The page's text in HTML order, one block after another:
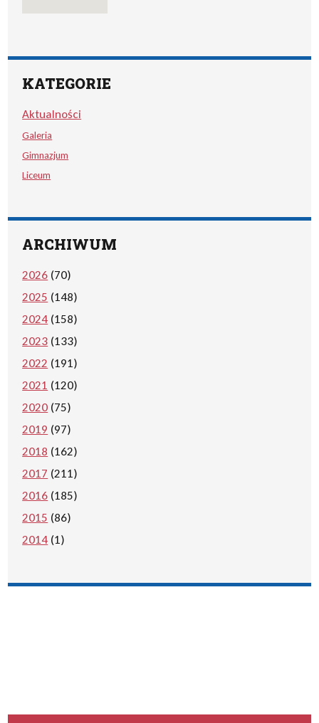
KATEGORIE
Aktualności
Galeria
Gimnazjum
Liceum
ARCHIWUM
2026 (70)
2025 (148)
2024 (158)
2023 (133)
2022 (191)
2021 (120)
2020 (75)
2019 (97)
2018 (162)
2017 (211)
2016 (185)
2015 (86)
2014 (1)